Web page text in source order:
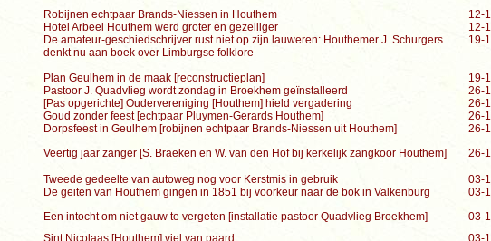
Robijnen echtpaar Brands-Niessen in Houthem
12-
Hotel Arbeel Houthem werd groter en gezelliger
12-
De amateur-geschiedschrijver rust niet op zijn lauweren: Houthemer J. Schurgers
denkt nu aan boek over Limburgse folklore
19-
Plan Geulhem in de maak [reconstructieplan]
19-
Pastoor J. Quadvlieg wordt zondag in Broekhem geïnstalleerd
26-
[Pas opgerichte] Oudervereniging [Houthem] hield vergadering
26-
Goud zonder feest [echtpaar Pluymen-Gerards Houthem]
26-
Dorpsfeest in Geulhem [robijnen echtpaar Brands-Niessen uit Houthem]
26-
Veertig jaar zanger [S. Braeken en W. van den Hof bij kerkelijk zangkoor Houthem]
26-
Tweede gedeelte van autoweg nog voor Kerstmis in gebruik
03-
De geiten van Houthem gingen in 1851 bij voorkeur naar de bok in Valkenburg
03-
Een intocht om niet gauw te vergeten [installatie pastoor Quadvlieg Broekhem]
03-